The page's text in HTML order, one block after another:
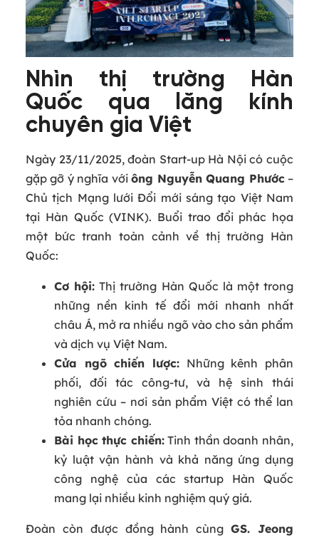
Nhìn thị trường Hàn
Quốc qua lăng kính
chuyên gia Việt
Ngày 23/11/2025, đoàn Start‑up Hà Nội có cuộc
gặp gỡ ý nghĩa vớiông Nguyễn Quang Phước–
Chủ tịch Mạng lưới Đổi mới sáng tạo Việt Nam
tại Hàn Quốc (VINK). Buổi trao đổi phác họa
một bức tranh toàn cảnh về thị trường Hàn
Quốc:
Cơ hội: Thị trường Hàn Quốc là một trong
những nền kinh tế đổi mới nhanh nhất
châu Á, mở ra nhiều ngõ vào cho sản phẩm
và dịch vụ Việt Nam.
Cửa ngõ chiến lược: Những kênh phân
phối, đối tác công‑tư, và hệ sinh thái
nghiên cứu – nơi sản phẩm Việt có thể lan
tỏa nhanh chóng.
Bài học thực chiến:Tinh thần doanh nhân,
kỷ luật vận hành và khả năng ứng dụng
công nghệ của các startup Hàn Quốc
mang lại nhiều kinh nghiệm quý giá.
Đoàn còn được đồng hành cùngGS. Jeong